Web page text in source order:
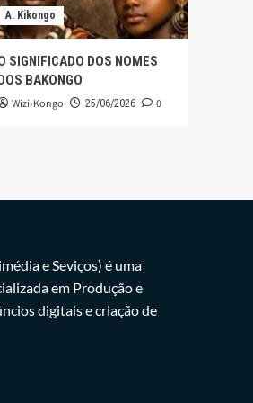
A. Kikongo
SIGNIFICADO DOS NOMES
BAKONGO
Wizi-Kongo 25/06/2026 0
e Seviços) é uma
em Produção e
digitais e criação de